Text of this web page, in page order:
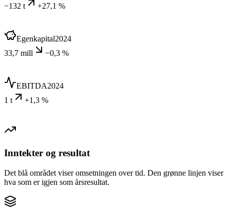
−132 t
+27,1 %
Egenkapital2024
33,7 mill
−0,3 %
EBITDA2024
1 t
+1,3 %
Inntekter og resultat
Det blå området viser omsetningen over tid. Den grønne linjen viser
hva som er igjen som årsresultat.